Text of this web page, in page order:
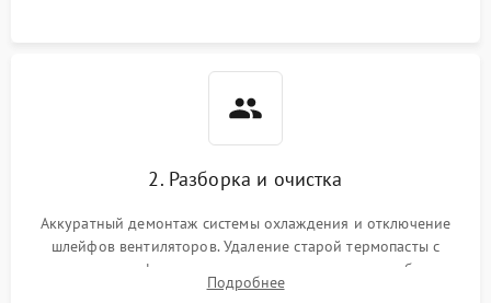
2. Разборка и очистка
Аккуратный демонтаж системы охлаждения и отключение
шлейфов вентиляторов. Удаление старой термопасты с
кристалла графического чипа и термопрокладок с банок
памяти и зоны VRM. Очистка платы от пыли и окислов.
Подробнее